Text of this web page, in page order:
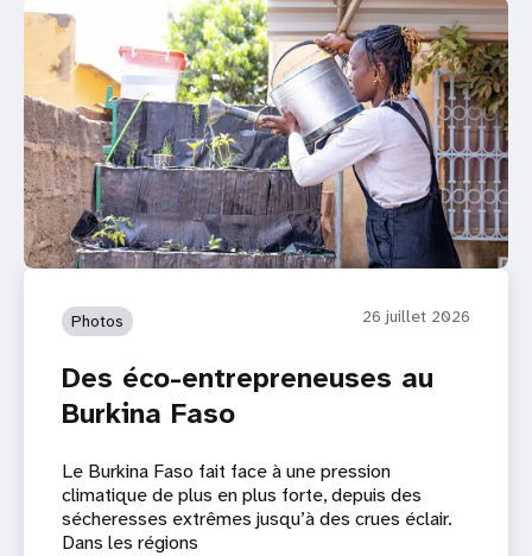
Photos 26 juillet 2026
Des éco-entrepreneuses au
Burkina Faso
Le Burkina Faso fait face à une pression
climatique de plus en plus forte, depuis des
sécheresses extrêmes jusqu’à des crues éclair.
Dans les régions